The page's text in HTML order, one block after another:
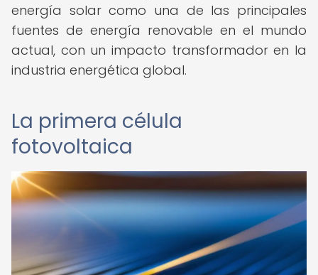
energía solar como una de las principales
fuentes de energía renovable en el mundo
actual, con un impacto transformador en la
industria energética global.
La primera célula
fotovoltaica